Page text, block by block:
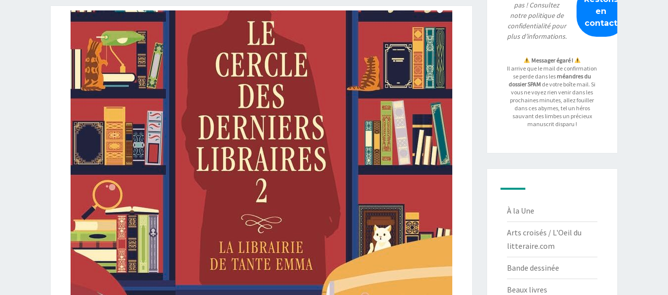
pas ! Consultez
notrepolitique de
confidentialitépour
plus d’informations.
Messager égaré !
Il arrive que le mail de confirmation
se perde dans les méandres du
dossier SPAM de votre boîte mail. Si
vous ne voyez rien venir dans les
prochaines minutes, allez fouiller
dans ces abymes, tel un héros
sauvant des limbes un précieux
manuscrit disparu !
À la Une
Arts croisés / L'Oeil du
litteraire.com
Bande dessinée
Beaux livres